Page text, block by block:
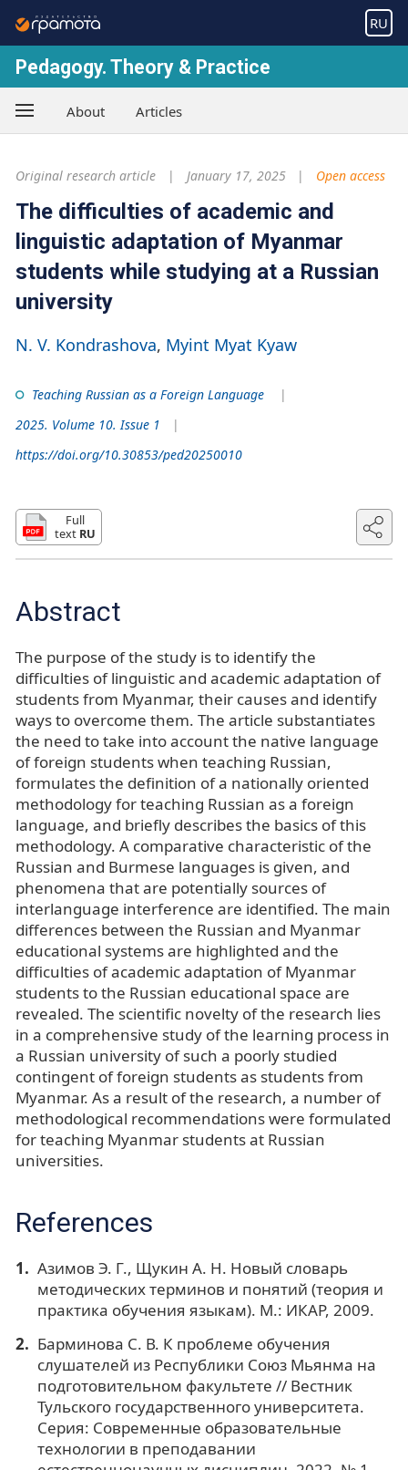
RU
Pedagogy. Theory & Practice
About Articles
Original research article January 17, 2025 Open access
The difficulties of academic and
linguistic adaptation of Myanmar
students while studying at a Russian
university
N. V. Kondrashova Myint Myat Kyaw
Teaching Russian as a Foreign Language
2025. Volume 10. Issue 1
https://doi.org/10.30853/ped20250010
Full
text RU
Abstract
The purpose of the study is to identify the
difficulties of linguistic and academic adaptation of
students from Myanmar, their causes and identify
ways to overcome them. The article substantiates
the need to take into account the native language
of foreign students when teaching Russian,
formulates the definition of a nationally oriented
methodology for teaching Russian as a foreign
language, and briefly describes the basics of this
methodology. A comparative characteristic of the
Russian and Burmese languages is given, and
phenomena that are potentially sources of
interlanguage interference are identified. The main
differences between the Russian and Myanmar
educational systems are highlighted and the
difficulties of academic adaptation of Myanmar
students to the Russian educational space are
revealed. The scientific novelty of the research lies
in a comprehensive study of the learning process in
a Russian university of such a poorly studied
contingent of foreign students as students from
Myanmar. As a result of the research, a number of
methodological recommendations were formulated
for teaching Myanmar students at Russian
universities.
References
Азимов Э. Г., Щукин А. Н. Новый словарь
методических терминов и понятий (теория и
практика обучения языкам). М.: ИКАР, 2009.
Барминова С. В. К проблеме обучения
слушателей из Республики Союз Мьянма на
подготовительном факультете // Вестник
Тульского государственного университета.
Серия: Современные образовательные
технологии в преподавании